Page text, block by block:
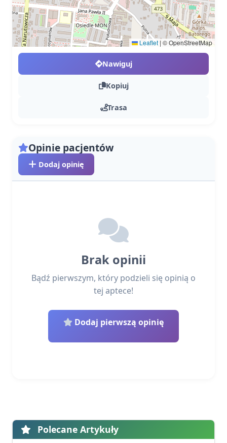
Leaflet | © OpenStreetMap
Nawiguj
Kopiuj
Trasa
Opinie pacjentów
Dodaj opinię
Brak opinii
Bądź pierwszym, który podzieli się opinią o
tej aptece!
Dodaj pierwszą opinię
Polecane Artykuły